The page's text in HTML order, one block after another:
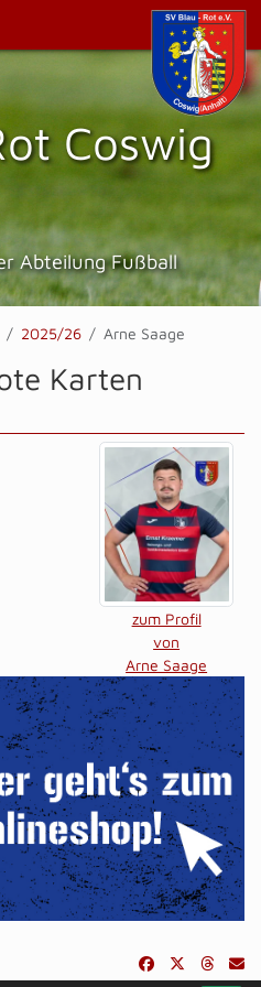
Coswig
Abteilung Fußball
2025/26 Arne Saage
Karten
zum Profil
von
Arne Saage